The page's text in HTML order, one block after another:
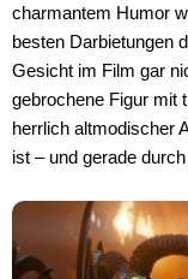
charmantem Humor
besten Darbietungen
Gesicht im Film gar
gebrochene Figur mit
herrlich altmodischer
ist – und gerade